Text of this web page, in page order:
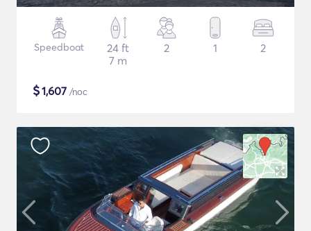
Speedboat
24 ft
7 m
2 1 2
$1,607 /noc